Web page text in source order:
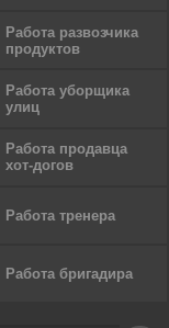
Работа развозчика
продуктов
Работа уборщика
улиц
Работа продавца
хот-догов
Работа тренера
Работа бригадира